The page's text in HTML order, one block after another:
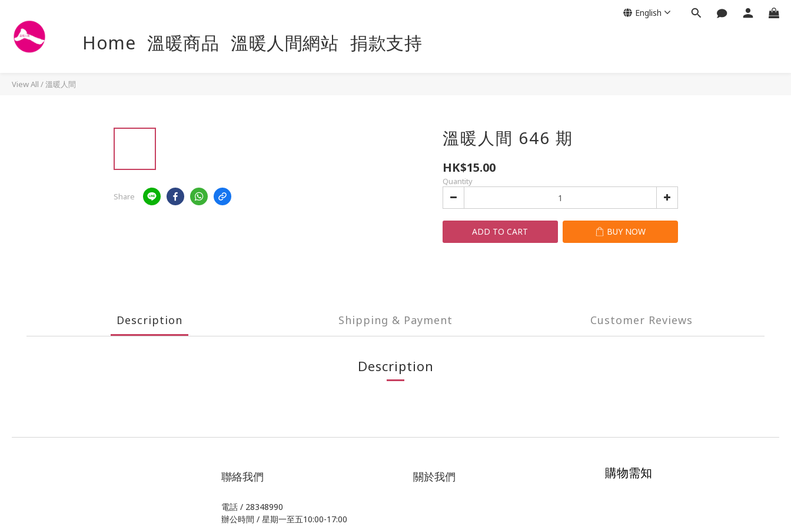
Home 溫暖商品 溫暖人間網站 捐款支持
English
View All /溫暖人間
Share
溫暖人間 646 期
HK$15.00
Quantity
ADD TO CART BUY NOW
Description Shipping & Payment Customer Reviews
Description
聯絡我們
電話 / 28348990
辦公時間 / 星期一至五10:00-17:00
關於我們 購物需知